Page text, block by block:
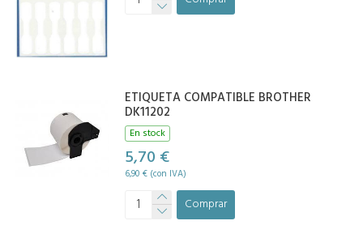
ETIQUETA COMPATIBLE BROTHER
DK11202
En stock
5,70 €
6,90 € (con IVA)
Comprar